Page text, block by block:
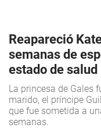
Reapareció
semanas de
estado de salud
La princesa de Gales
marido, el príncipe
que fue sometida a
semanas.